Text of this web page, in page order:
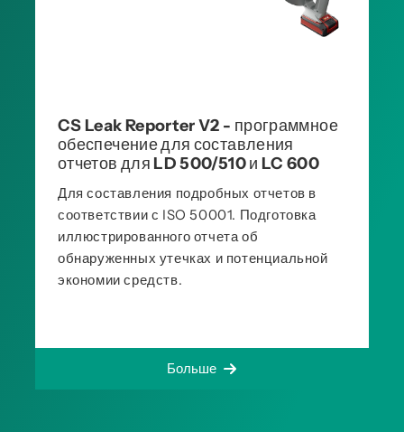
CS Leak Reporter V2 - программное
обеспечение для составления
отчетов для LD 500/510 и LC 600
Для составления подробных отчетов в
соответствии с ISO 50001. Подготовка
иллюстрированного отчета об
обнаруженных утечках и потенциальной
экономии средств.
Больше